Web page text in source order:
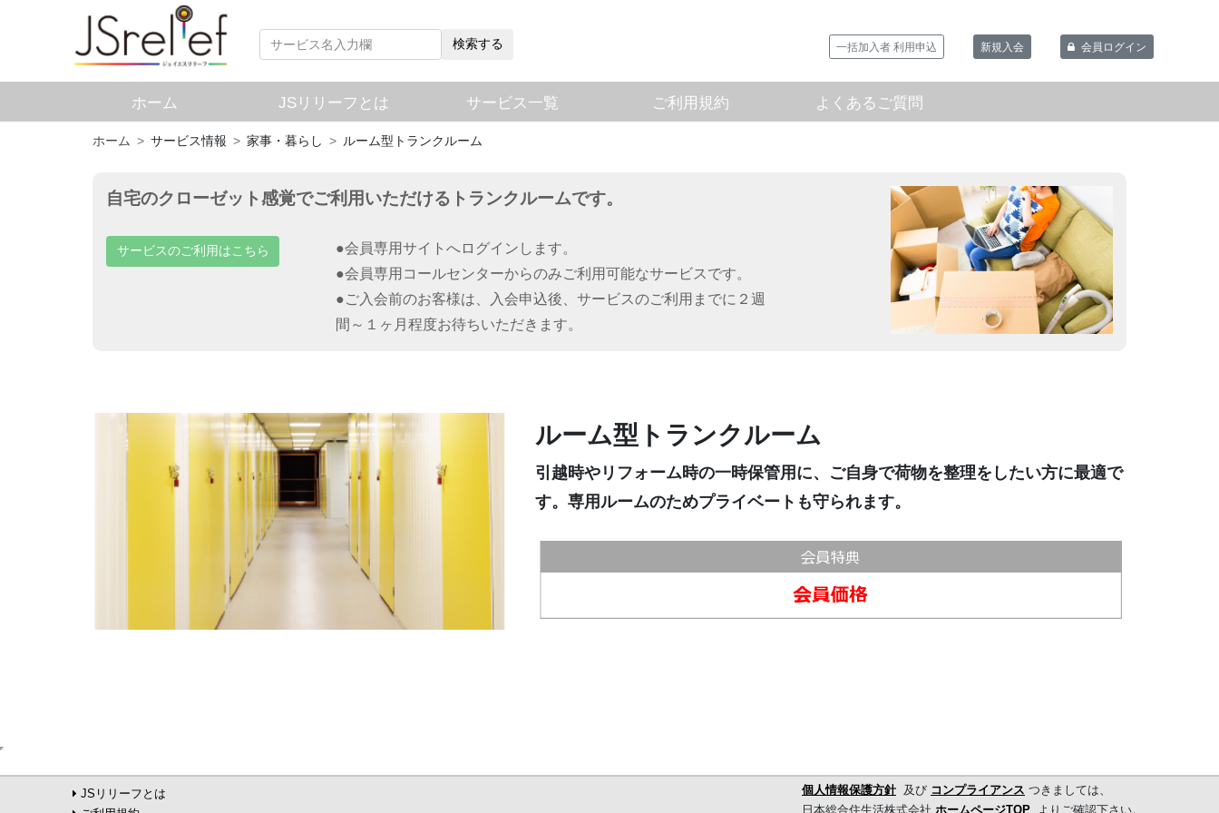
検索する 一括加入者 利用申込 新規入会 会員ログイン
ホーム JSリリーフとは サービス一覧 ご利用規約 よくあるご質問
ホーム サービス情報 家事・暮らし ルーム型トランクルーム
自宅のクローゼット感覚でご利用いただけるトランクルームです。
サービスのご利用はこちら
●会員専用サイトへログインします。
●会員専用コールセンターからのみご利用可能なサービスです。
●ご入会前のお客様は、入会申込後、サービスのご利用までに２週
間～１ヶ月程度お待ちいただきます。
ルーム型トランクルーム
引越時やリフォーム時の一時保管用に、ご自身で荷物を整理をしたい方に最適で
す。専用ルームのためプライベートも守られます。
JSリリーフとは
個人情報保護方針 及び コンプライアンス つきましては、
日本総合住生活株式会社 ホームページTOP よりご確認下さい。